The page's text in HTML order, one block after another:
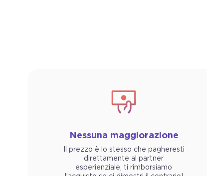
Nessuna maggiorazione
Il prezzo è lo stesso che pagheresti
direttamente al partner
esperienziale, ti rimborsiamo